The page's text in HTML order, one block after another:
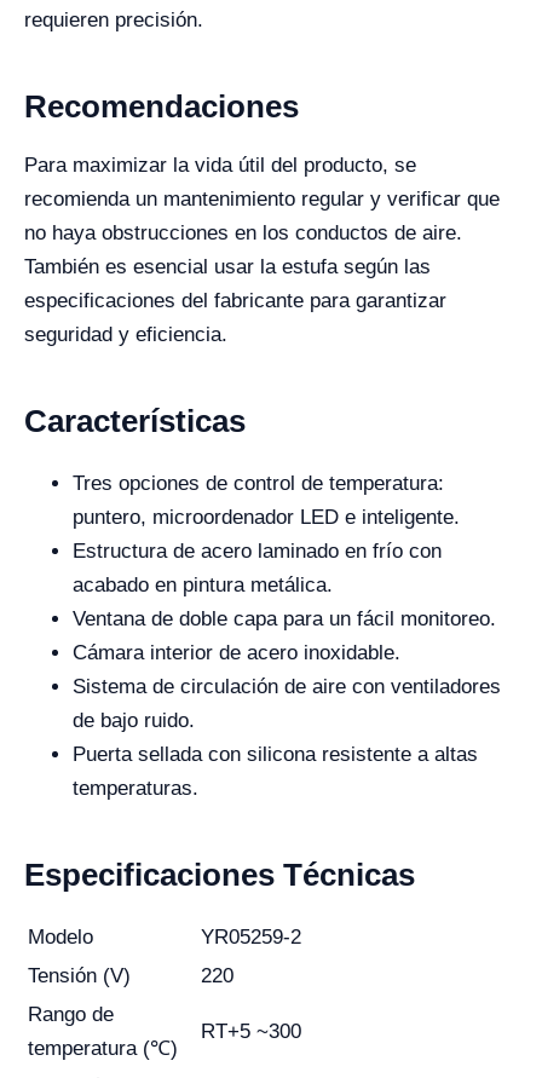
requieren precisión.
Recomendaciones
Para maximizar la vida útil del producto, se
recomienda un mantenimiento regular y verificar que
no haya obstrucciones en los conductos de aire.
También es esencial usar la estufa según las
especificaciones del fabricante para garantizar
seguridad y eficiencia.
Características
Tres opciones de control de temperatura:
puntero, microordenador LED e inteligente.
Estructura de acero laminado en frío con
acabado en pintura metálica.
Ventana de doble capa para un fácil monitoreo.
Cámara interior de acero inoxidable.
Sistema de circulación de aire con ventiladores
de bajo ruido.
Puerta sellada con silicona resistente a altas
temperaturas.
Especificaciones Técnicas
Modelo
YR05259-2
Tensión (V)
220
Rango de
temperatura (℃)
RT+5 ~300